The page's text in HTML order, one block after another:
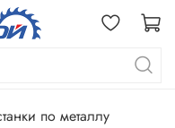
по металлу